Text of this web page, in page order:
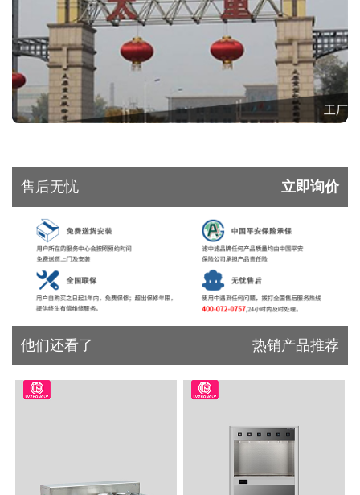
工厂
售后无忧 立即询价
他们还看了 热销产品推荐